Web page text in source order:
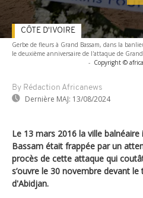
Gerbe de fleurs à Grand Bassam, dans la
le deuxième anniversaire de l'attaque de Grand
- Copyright ©
By Rédaction Africanews
Dernière MAJ: 13/08/2024
CÔTE D'IVOIRE
Le 13 mars 2016 la ville
Bassam était frappée par un
procès de cette attaque qui
s’ouvre le 30 novembre devant
d'Abidjan.